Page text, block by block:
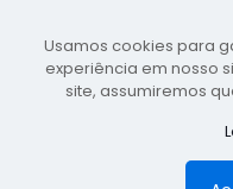
Copyright 2021-2026
Prefeitura de
publicidade
Usamos cookies para
experiência em nosso
site, assumiremos